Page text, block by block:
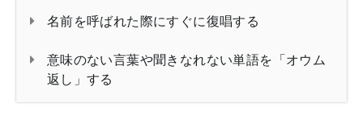
名前を呼ばれた際にすぐに復唱する
意味のない言葉や聞きなれない単語を「オウム
返し」する